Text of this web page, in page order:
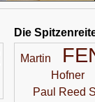
Die
Martin
Hofner
Paul Reed